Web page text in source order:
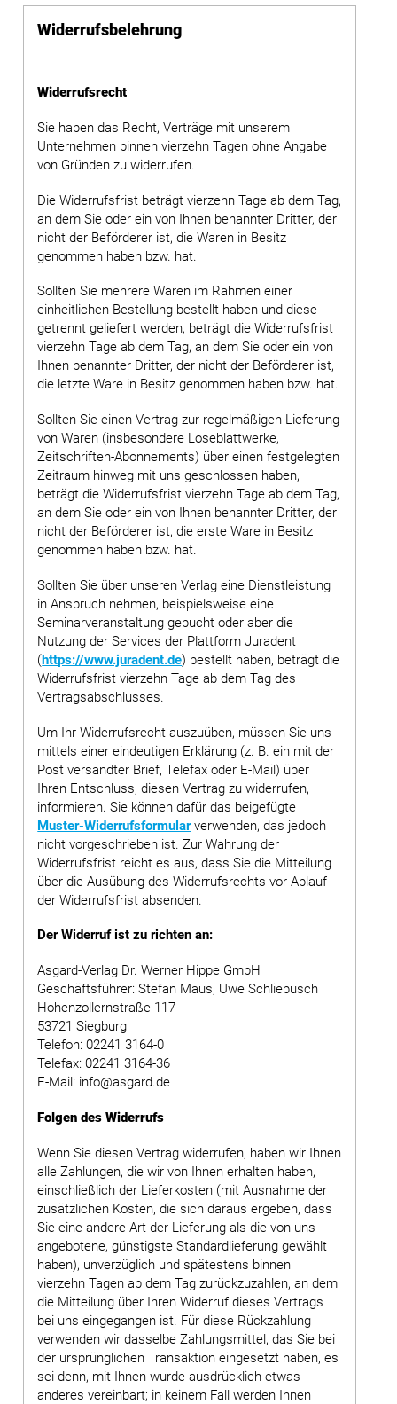
Widerrufsbelehrung
Widerrufsrecht
Sie haben das Recht, Verträge mit unserem
Unternehmen binnen vierzehn Tagen ohne Angabe
von Gründen zu widerrufen.
Die Widerrufsfrist beträgt vierzehn Tage ab dem Tag,
an dem Sie oder ein von Ihnen benannter Dritter, der
nicht der Beförderer ist, die Waren in Besitz
genommen haben bzw. hat.
Sollten Sie mehrere Waren im Rahmen einer
einheitlichen Bestellung bestellt haben und diese
getrennt geliefert werden, beträgt die Widerrufsfrist
vierzehn Tage ab dem Tag, an dem Sie oder ein von
Ihnen benannter Dritter, der nicht der Beförderer ist,
die letzte Ware in Besitz genommen haben bzw. hat.
Sollten Sie einen Vertrag zur regelmäßigen Lieferung
von Waren (insbesondere Loseblattwerke,
Zeitschriften-Abonnements) über einen festgelegten
Zeitraum hinweg mit uns geschlossen haben,
beträgt die Widerrufsfrist vierzehn Tage ab dem Tag,
an dem Sie oder ein von Ihnen benannter Dritter, der
nicht der Beförderer ist, die erste Ware in Besitz
genommen haben bzw. hat.
Sollten Sie über unseren Verlag eine Dienstleistung
in Anspruch nehmen, beispielsweise eine
Seminarveranstaltung gebucht oder aber die
Nutzung der Services der Plattform Juradent
(https://www.juradent.de) bestellt haben, beträgt die
Widerrufsfrist vierzehn Tage ab dem Tag des
Vertragsabschlusses.
Um Ihr Widerrufsrecht auszuüben, müssen Sie uns
mittels einer eindeutigen Erklärung (z. B. ein mit der
Post versandter Brief, Telefax oder E-Mail) über
Ihren Entschluss, diesen Vertrag zu widerrufen,
informieren. Sie können dafür das beigefügte
Muster-Widerrufsformularverwenden, das jedoch
nicht vorgeschrieben ist. Zur Wahrung der
Widerrufsfrist reicht es aus, dass Sie die Mitteilung
über die Ausübung des Widerrufsrechts vor Ablauf
der Widerrufsfrist absenden.
Der Widerruf ist zu richten an:
Asgard-Verlag Dr. Werner Hippe GmbH
Geschäftsführer: Stefan Maus, Uwe Schliebusch
Hohenzollernstraße 117
53721 Siegburg
Telefon: 02241 3164-0
Telefax: 02241 3164-36
E-Mail: info@asgard.de
Folgen des Widerrufs
Wenn Sie diesen Vertrag widerrufen, haben wir Ihnen
alle Zahlungen, die wir von Ihnen erhalten haben,
einschließlich der Lieferkosten (mit Ausnahme der
zusätzlichen Kosten, die sich daraus ergeben, dass
Sie eine andere Art der Lieferung als die von uns
angebotene, günstigste Standardlieferung gewählt
haben), unverzüglich und spätestens binnen
vierzehn Tagen ab dem Tag zurückzuzahlen, an dem
die Mitteilung über Ihren Widerruf dieses Vertrags
bei uns eingegangen ist. Für diese Rückzahlung
verwenden wir dasselbe Zahlungsmittel, das Sie bei
der ursprünglichen Transaktion eingesetzt haben, es
sei denn, mit Ihnen wurde ausdrücklich etwas
anderes vereinbart; in keinem Fall werden Ihnen